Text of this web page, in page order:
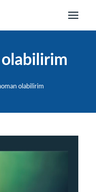
olabilirim
olabilirim